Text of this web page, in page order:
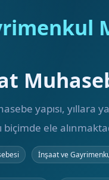
yapısı, yıllara
biçimde ele
İnşaat ve